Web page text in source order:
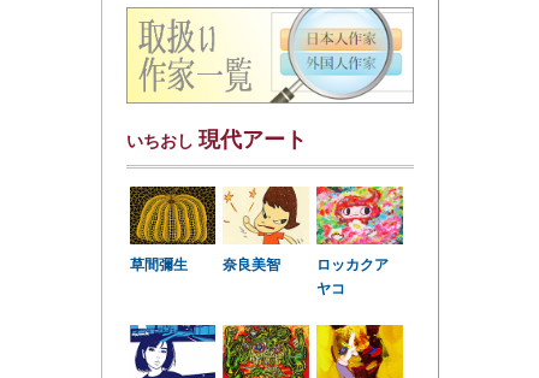
いちおし 現代アート
草間彌生 奈良美智
ロッカクア
ヤコ